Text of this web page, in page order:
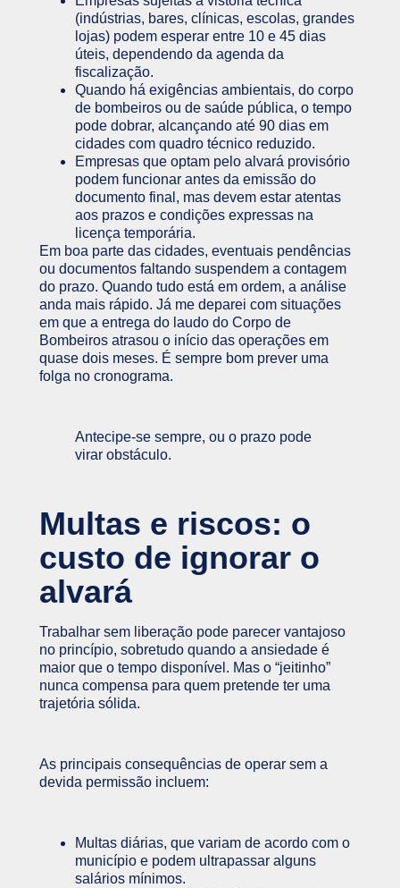
(indústrias, bares, clínicas, escolas, grandes
lojas) podem esperar entre 10 e 45 dias
úteis, dependendo da agenda da
fiscalização.
Quando há exigências ambientais, do corpo
de bombeiros ou de saúde pública, o tempo
pode dobrar, alcançando até 90 dias em
cidades com quadro técnico reduzido.
Empresas que optam pelo alvará provisório
podem funcionar antes da emissão do
documento final, mas devem estar atentas
aos prazos e condições expressas na
licença temporária.
Em boa parte das cidades, eventuais pendências
ou documentos faltando suspendem a contagem
do prazo. Quando tudo está em ordem, a análise
anda mais rápido. Já me deparei com situações
em que a entrega do laudo do Corpo de
Bombeiros atrasou o início das operações em
quase dois meses. É sempre bom prever uma
folga no cronograma.
Antecipe-se sempre, ou o prazo pode
virar obstáculo.
Multas e riscos: o
custo de ignorar o
alvará
Trabalhar sem liberação pode parecer vantajoso
no princípio, sobretudo quando a ansiedade é
maior que o tempo disponível. Mas o “jeitinho”
nunca compensa para quem pretende ter uma
trajetória sólida.
As principais consequências de operar sem a
devida permissão incluem:
Multas diárias, que variam de acordo com o
município e podem ultrapassar alguns
salários mínimos.